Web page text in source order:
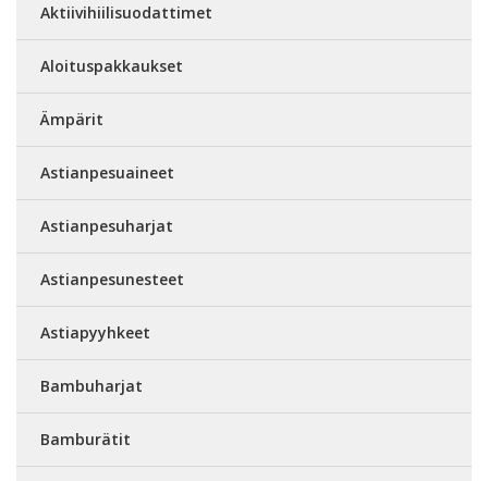
Aktiivihiilisuodattimet
Aloituspakkaukset
Ämpärit
Astianpesuaineet
Astianpesuharjat
Astianpesunesteet
Astiapyyhkeet
Bambuharjat
Bamburätit